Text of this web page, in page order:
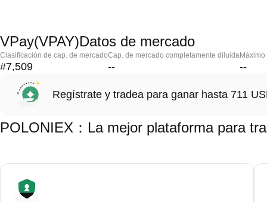
VPay(VPAY)Datos de mercado
Clasificación de cap. de mercado
#7,509
Cap. de mercado completamente diluida
-- --
Regístrate y tradea para ganar hasta 711
POLONIEX：La mejor plataforma para